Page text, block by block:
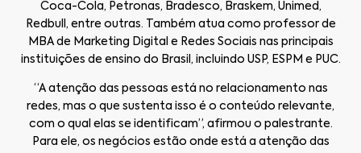
Coca-Cola, Petronas, Bradesco, Braskem, Unimed,
Redbull, entre outras. Também atua como professor de
MBA de Marketing Digital e Redes Sociais nas principais
instituições de ensino do Brasil, incluindo USP, ESPM e PUC.
“A atenção das pessoas está no relacionamento nas
redes, mas o que sustenta isso é o conteúdo relevante,
com o qual elas se identificam”, afirmou o palestrante.
Para ele, os negócios estão onde está a atenção das